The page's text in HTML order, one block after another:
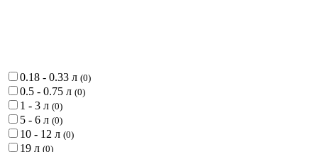
0.18 - 0.33 л (0)
0.5 - 0.75 л (0)
1 - 3 л (0)
5 - 6 л (0)
10 - 12 л (0)
19 л (0)